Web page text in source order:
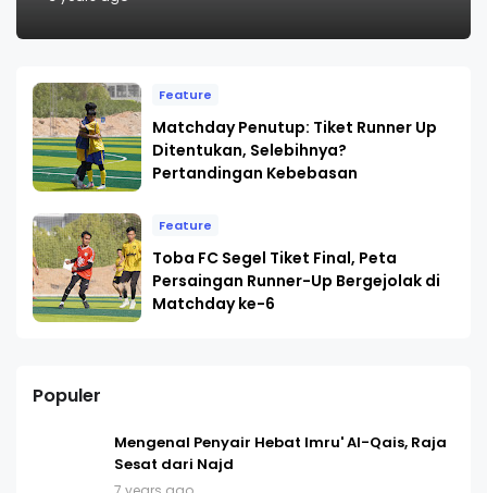
Feature
Matchday Penutup: Tiket Runner Up
Ditentukan, Selebihnya?
Pertandingan Kebebasan
Feature
Toba FC Segel Tiket Final, Peta
Persaingan Runner-Up Bergejolak di
Matchday ke-6
Populer
Mengenal Penyair Hebat Imru' Al-Qais, Raja
Sesat dari Najd